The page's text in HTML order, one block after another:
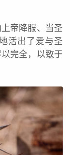
帝降服、当圣
活出了爱与圣
完全，以致于